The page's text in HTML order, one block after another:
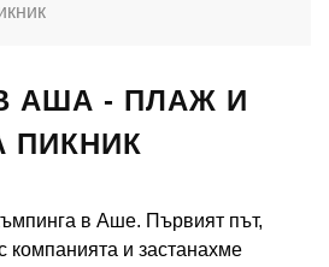
АША - ПЛАЖ И
ПИКНИК
в Аше. Първият път,
компанията и застанахме